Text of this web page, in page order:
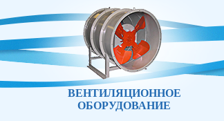
ВЕНТИЛЯЦИОННОЕ
ОБОРУДОВАНИЕ